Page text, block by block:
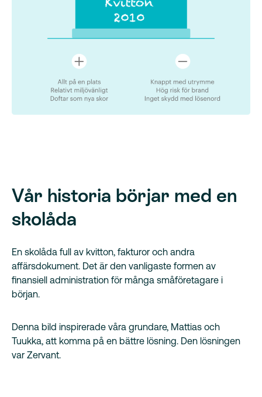
Vår historia börjar med en
skolåda
En skolåda full av kvitton, fakturor och andra
affärsdokument. Det är den vanligaste formen av
finansiell administration för många småföretagare i
början.
Denna bild inspirerade våra grundare, Mattias och
Tuukka, att komma på en bättre lösning. Den lösningen
var Zervant.